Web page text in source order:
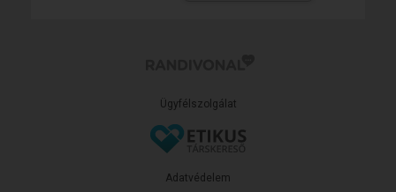
Ügyfélszolgálat
Adatvédelem